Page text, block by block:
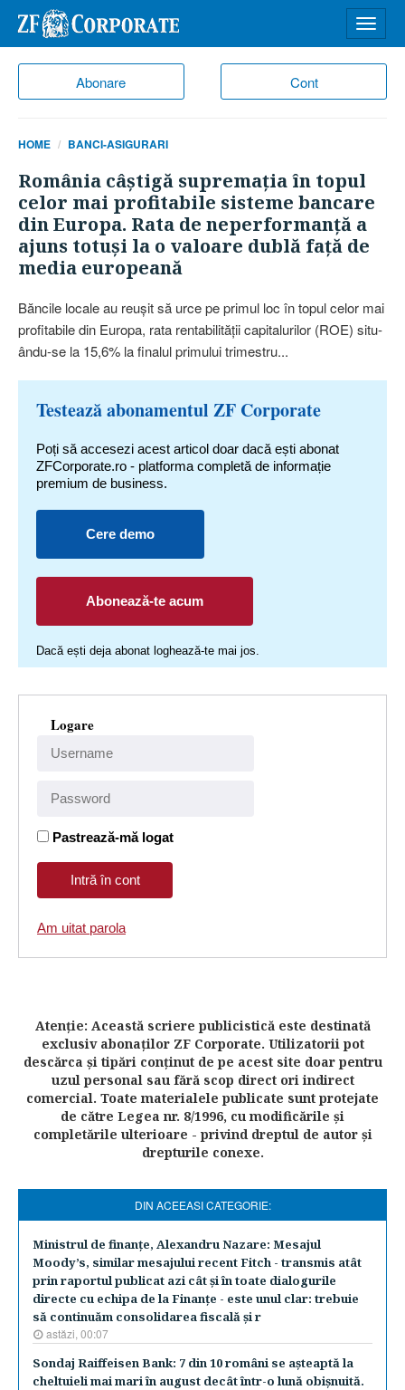
Abonare Cont
meniu
HOME BANCI-ASIGURARI
România câştigă supremaţia în topul
celor mai profitabile sisteme bancare
din Europa. Rata de neperformanţă a
ajuns totuşi la o valoare dublă faţă de
media europeană
Băncile locale au reuşit să urce pe primul loc în topul celor mai
pro­fitabile din Europa, rata rentabilităţii capita­lurilor (ROE) situ­
ându-se la 15,6% la finalul primului tri­mestru...
Testează abonamentul ZF Corporate
Poți să accesezi acest articol doar dacă ești abonat
ZFCorporate.ro - platforma completă de informație
premium de business.
Cere demo
Abonează-te acum
Dacă ești deja abonat loghează-te mai jos.
Logare
Pastrează-mă logat
Am uitat parola
Atenţie: Această scriere publicistică este destinată
exclusiv abonaţilor ZF Corporate. Utilizatorii pot
descărca şi tipări conţinut de pe acest site doar pentru
uzul personal sau fără scop direct ori indirect
comercial. Toate materialele publicate sunt protejate
de către Legea nr. 8/1996, cu modificările şi
completările ulterioare - privind dreptul de autor şi
drepturile conexe.
DIN ACEEASI CATEGORIE:
Ministrul de finanţe, Alexandru Nazare: Mesajul
Moody’s, similar mesajului recent Fitch - transmis atât
prin raportul publicat azi cât şi în toate dialogurile
directe cu echipa de la Finanţe - este unul clar: trebuie
să continuăm consolidarea fiscală şi r
astăzi, 00:07
Sondaj Raiffeisen Bank: 7 din 10 români se aşteaptă la
cheltuieli mai mari în august decât într-o lună obişnuită.